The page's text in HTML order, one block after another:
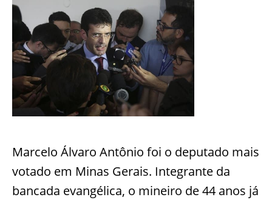
Marcelo Álvaro Antônio foi o deputado mais
votado em Minas Gerais. Integrante da
bancada evangélica, o mineiro de 44 anos já